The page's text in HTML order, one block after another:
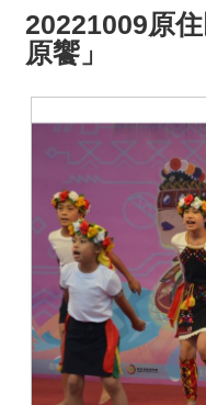
20221009原
原饗」